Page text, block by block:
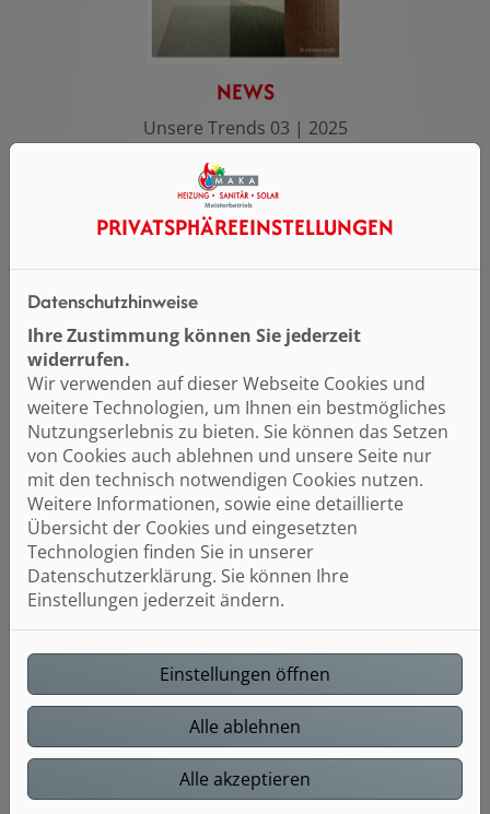
NEWS
Unsere Trends 03 | 2025
Mehr Info hier
NEWS
PRIVATSPHÄRE­EINSTELLUNGEN
Datenschutzhinweise
Ihre Zustimmung können Sie jederzeit
widerrufen.
Wir verwenden auf dieser Webseite Cookies und
weitere Technologien, um Ihnen ein bestmögliches
Nutzungserlebnis zu bieten. Sie können das Setzen
von Cookies auch ablehnen und unsere Seite nur
mit den technisch notwendigen Cookies nutzen.
Weitere Informationen, sowie eine detaillierte
Übersicht der Cookies und eingesetzten
Technologien finden Sie in unserer
Datenschutzerklärung. Sie können Ihre
Einstellungen jederzeit ändern.
Einstellungen öffnen
Alle ablehnen
Alle akzeptieren